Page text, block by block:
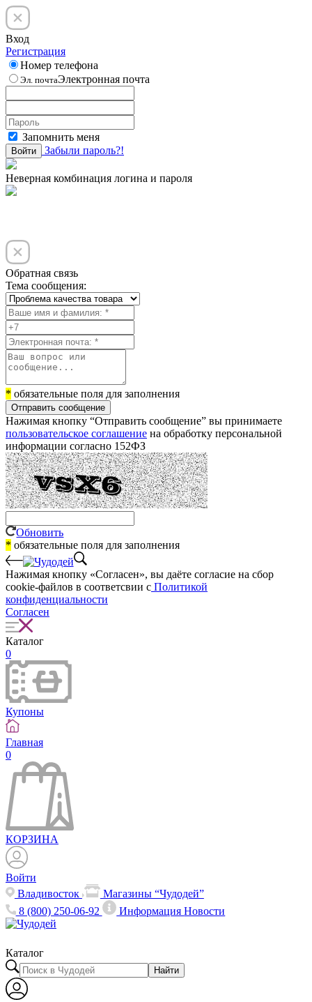
Вход
Регистрация
Номер телефона
Эл. почтаЭлектронная почта
Запомнить меня
Войти Забыли пароль?!
Неверная комбинация логина и пароля
Обратная связь
Тема сообщения:
* обязательные поля для заполнения
Отправить сообщение
Нажимая кнопку “Отправить сообщение” вы принимаете
пользовательское соглашение на обработку персональной
информации согласно 152ФЗ
Обновить
* обязательные поля для заполнения
Нажимая кнопку «Согласен», вы даёте cогласие на сбор
cookie-файлов в соответсвии с Политикой
конфиденциальности
Согласен
Каталог
0
Купоны
Главная
0
КОРЗИНА
Войти
Владивосток
Магазины “Чудодей”
8 (800) 250-06-92
ИнформацияНовости
Каталог
Найти